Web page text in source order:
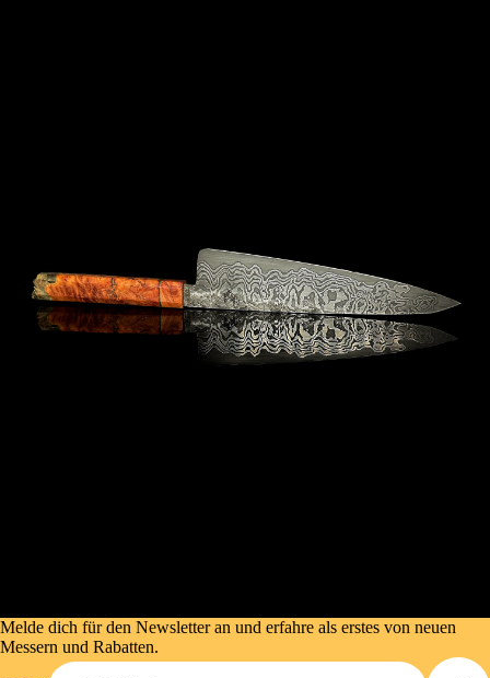
Melde dich für den Newsletter an und erfahre als erstes von neuen
Messern und Rabatten.